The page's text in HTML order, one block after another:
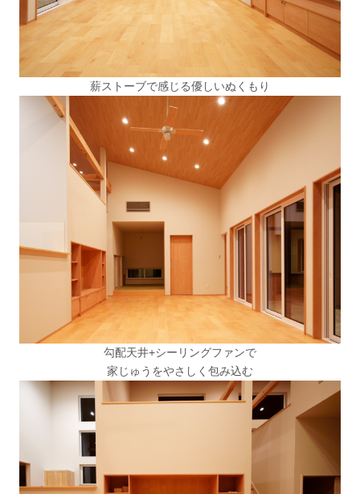
薪ストーブで感じる優しいぬくもり
勾配天井+シーリングファンで
家じゅうをやさしく包み込む